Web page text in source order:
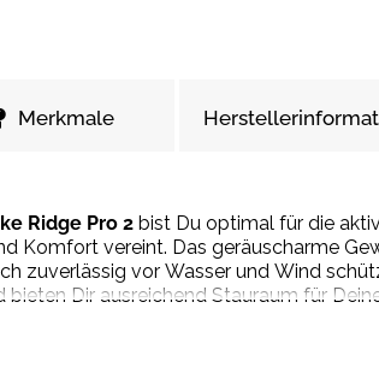
Merkmale
Ridge Pro 2 bist Du optimal für die
Komfort vereint. Das geräuscharme
zuverlässig vor Wasser und Wind
Dir ausreichend Stauraum für